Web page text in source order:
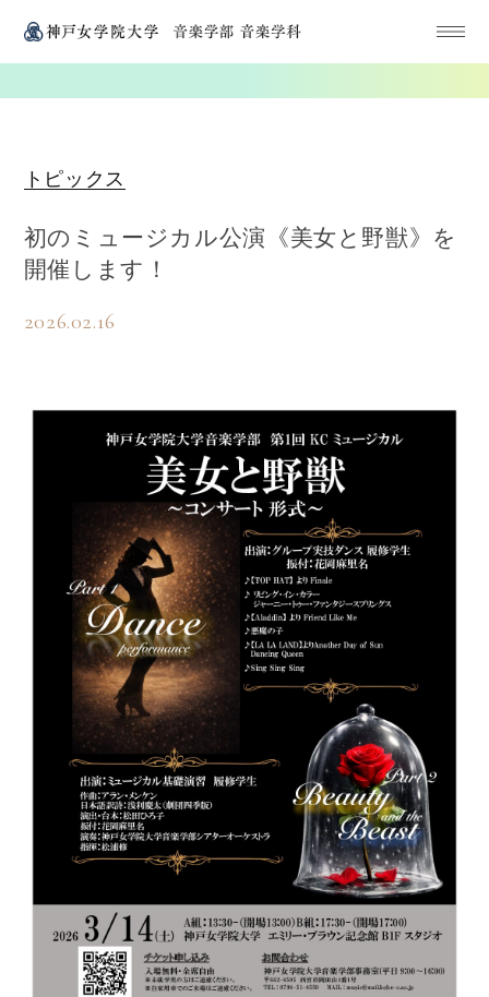
トピックス
初のミュージカル公演《美女と野獣》を
開催します！
2026.02.16